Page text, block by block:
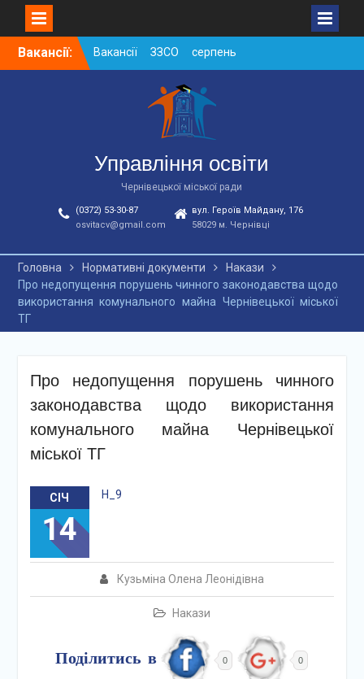
SkipВакансії:
Вакансії ЗЗСО серпень
2026
Вакансії ЗЗСО червень
Вакансії у ЗДО та
дошкільних підрозділах
ЗЗСО станом на
01.08.2026 р.
Управління освіти
Чернівецької міської ради
(0372) 53-30-87
osvitacv@gmail.com
вул. Героїв Майдану, 176
58029 м. Чернівці
Головна Нормативні документи
Накази
Про недопущення порушень чинного законодавства щодо
використання комунального майна Чернівецької міської
ТГ
Про недопущення порушень чинного
законодавства щодо використання
комунального майна Чернівецької
міської ТГ
СІЧ
14
Кузьміна Олена Леонідівна
Накази
Н_9
Поділитись в 0 0